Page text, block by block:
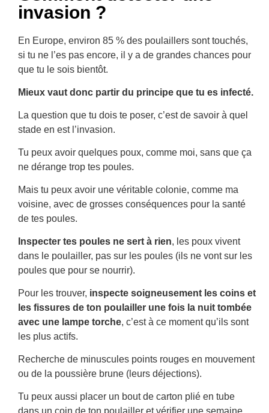
invasion ?
En Europe, environ 85 % des poulaillers sont touchés,
si tu ne l’es pas encore, il y a de grandes chances pour
que tu le sois bientôt.
Mieux vaut donc partir du principe que tu es infecté.
La question que tu dois te poser, c’est de savoir à quel
stade en est l’invasion.
Tu peux avoir quelques poux, comme moi, sans que ça
ne dérange trop tes poules.
Mais tu peux avoir une véritable colonie, comme ma
voisine, avec de grosses conséquences pour la santé
de tes poules.
Inspecter tes poules ne sert à rien, les poux vivent
dans le poulailler, pas sur les poules (ils ne vont sur les
poules que pour se nourrir).
Pour les trouver, inspecte soigneusement les coins et
les fissures de ton poulailler une fois la nuit tombée
avec une lampe torche, c’est à ce moment qu’ils sont
les plus actifs.
Recherche de minuscules points rouges en mouvement
ou de la poussière brune (leurs déjections).
Tu peux aussi placer un bout de carton plié en tube